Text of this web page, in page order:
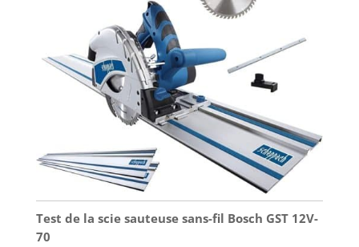
Test de la scie sauteuse sans-fil Bosch GST 12V-
70